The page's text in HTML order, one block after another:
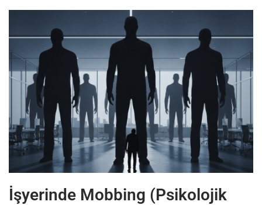
İşyerinde Mobbing (Psikolojik